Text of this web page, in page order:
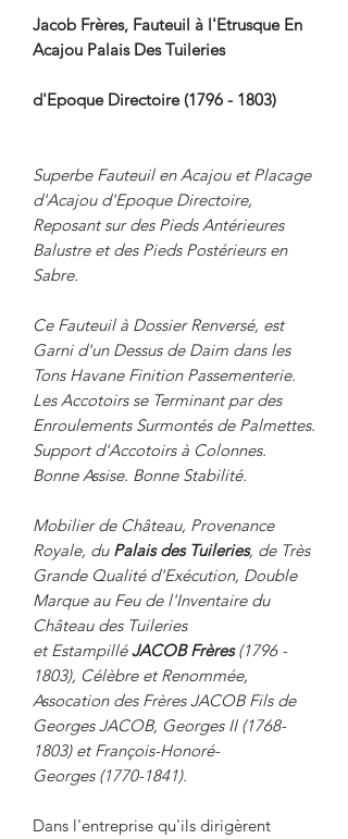
Jacob Frères, Fauteuil à l'Etrusque En
Acajou Palais Des Tuileries
d'Epoque Directoire (1796 - 1803)
Superbe Fauteuil en Acajou et Placage
d'Acajou d'Epoque Directoire,
Reposant sur des Pieds Antérieures
Balustre et des Pieds Postérieurs en
Sabre.
Ce Fauteuil à Dossier Renversé, est
Garni d'un Dessus de Daim dans les
Tons Havane Finition Passementerie.
Les Accotoirs se Terminant par des
Enroulements Surmontés de Palmettes.
Support d'Accotoirs à Colonnes.
Bonne Assise. Bonne Stabilité.
Mobilier de Château, Provenance
Royale, du Palais des Tuileries, de Très
Grande Qualité d'Exécution, Double
Marque au Feu de l'Inventaire du
Château des Tuileries
et EstampilléJACOB Frères(1796 -
1803), Célèbre et Renommée,
Assocation des Frères JACOB Fils de
Georges JACOB, Georges II (1768-
1803) et François-Honoré-
Georges (1770-1841).
Dans l'entreprise qu'ils dirigèrent